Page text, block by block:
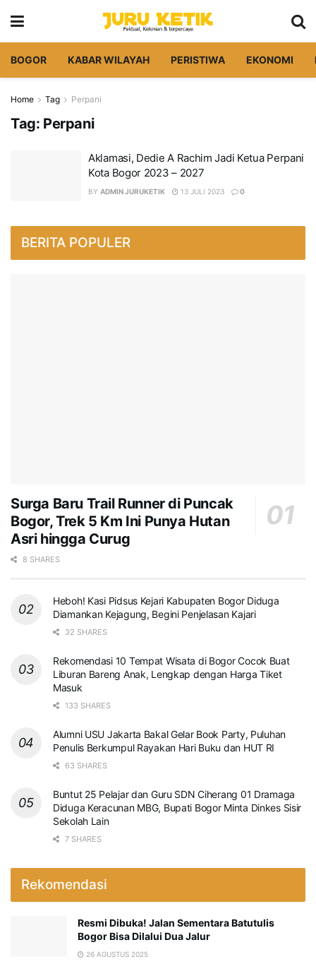
BOGOR KABAR WILAYAH PERISTIWA EKONOMI
Home Tag Perpani
Tag: Perpani
Aklamasi, Dedie A Rachim Jadi Ketua Perpani
Kota Bogor 2023 – 2027
BY ADMIN JURUKETIK 13 JULI 2023 0
BERITA POPULER
Surga Baru Trail Runner di Puncak
Bogor, Trek 5 Km Ini Punya Hutan
Asri hingga Curug
8 SHARES
Heboh! Kasi Pidsus Kejari Kabupaten Bogor Diduga
Diamankan Kejagung, Begini Penjelasan Kajari
32 SHARES
Rekomendasi 10 Tempat Wisata di Bogor Cocok Buat
Liburan Bareng Anak, Lengkap dengan Harga Tiket
Masuk
133 SHARES
Alumni USU Jakarta Bakal Gelar Book Party, Puluhan
Penulis Berkumpul Rayakan Hari Buku dan HUT RI
63 SHARES
Buntut 25 Pelajar dan Guru SDN Ciherang 01 Dramaga
Diduga Keracunan MBG, Bupati Bogor Minta Dinkes Sisir
Sekolah Lain
7 SHARES
Rekomendasi
Resmi Dibuka! Jalan Sementara Batutulis
Bogor Bisa Dilalui Dua Jalur
26 AGUSTUS 2025